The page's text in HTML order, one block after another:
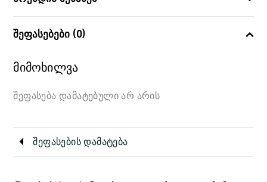
შეფასებები (0)
მიმოხილვა
შეფასება დამატებული არ არის
შეფასების დამატება